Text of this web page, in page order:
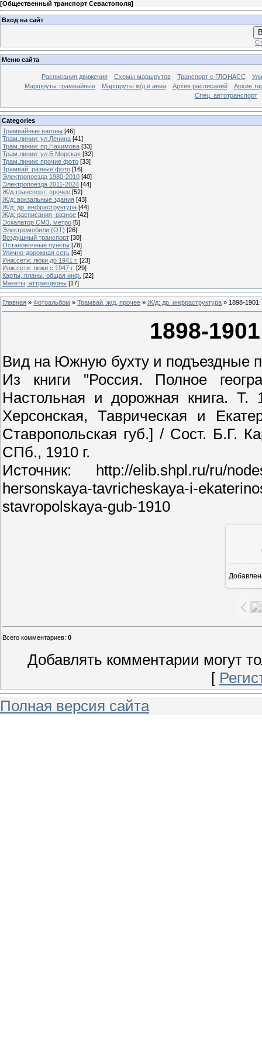
[Общественный транспорт Севастополя]
Вход на сайт
Меню сайта
Расписания движения Схемы маршрутов Транспорт с ГЛОНАСС
Маршруты трамвайные
Маршруты ж/д и авиа Архив расписаний
Архив
Спец. автотранспорт
Categories
Трамвайные вагоны [46]
Трам.линии: ул.Ленина [41]
Трам.линии: пр.Нахимова [33]
Трам.линии: ул.Б.Морская [32]
Трам.линии: прочие фото [33]
Трамвай: разные фото [16]
Электропоезда 1980-2010 [40]
Электропоезда 2011-2024 [44]
Ж/д транспорт: прочее [52]
Ж/д: вокзальные здания [43]
Ж/д: др. инфраструктура [44]
Ж/д: расписания, разное [42]
Эскалатор СМЗ, метро [5]
Электромобили (ОТ) [26]
Воздушный транспорт [30]
Остановочные пункты [78]
Улично-дорожная сеть [64]
Инж.сети: люки до 1941 г. [23]
Инж.сети: люки с 1947 г. [29]
Карты, планы, общая инф. [22]
Макеты, аттракционы [17]
Главная » Фотоальбом » Трамвай, ж/д, прочее » Ж/д: др. инфраструктура » 1898-
1898-
Вид на Южную бухту и подъездные
Из книги "Россия. Полное
Настольная и дорожная книга.
Херсонская, Таврическая и
Ставропольская губ.] / Сост. Б.Г.
СПб., 1910 г.
Источник: http://elib.shpl.ru/ru/
hersonskaya-tavricheskaya-i-
stavropolskaya-gub-1910
Всего комментариев: 0
Добавлять комментарии могут
[
Полная версия сайта